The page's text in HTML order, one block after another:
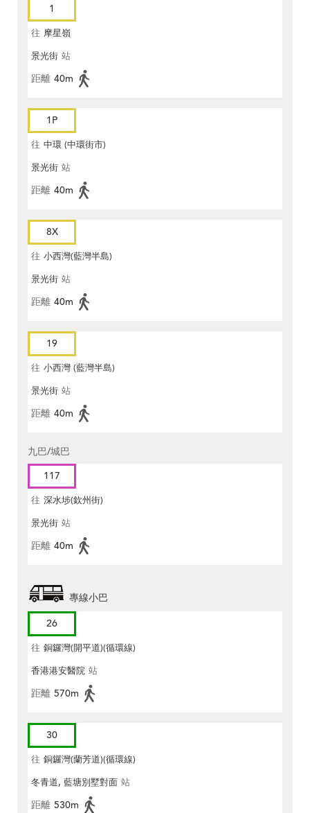
1
往 摩星嶺
景光街 站
距離 40m
1P
往 中環 (中環街市)
景光街 站
距離 40m
8X
往 小西灣(藍灣半島)
景光街 站
距離 40m
19
往 小西灣 (藍灣半島)
景光街 站
距離 40m
九巴/城巴
117
往 深水埗(欽州街)
景光街 站
距離 40m
專線小巴
26
往 銅鑼灣(開平道)(循環線)
香港港安醫院 站
距離 570m
30
往 銅鑼灣(蘭芳道)(循環線)
冬青道, 藍塘別墅對面 站
距離 530m